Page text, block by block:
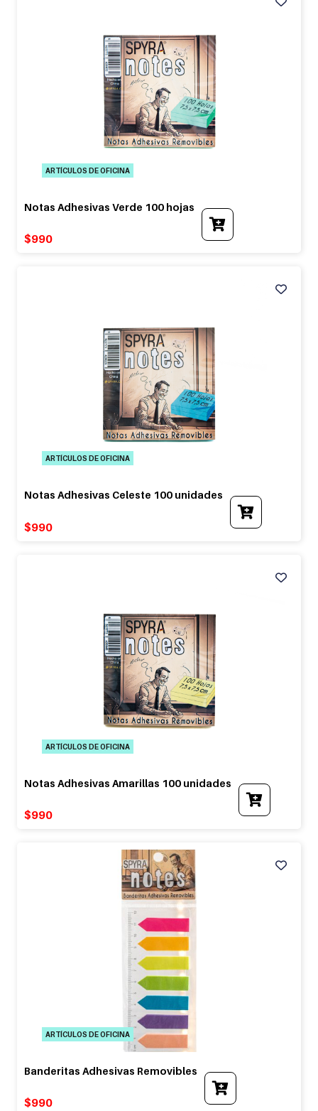
ARTÍCULOS DE OFICINA
Notas Adhesivas Verde 100 hojas
$990
ARTÍCULOS DE OFICINA
Notas Adhesivas Celeste 100 unidades
$990
ARTÍCULOS DE OFICINA
Notas Adhesivas Amarillas 100 unidades
$990
ARTÍCULOS DE OFICINA
Banderitas Adhesivas Removibles
$990